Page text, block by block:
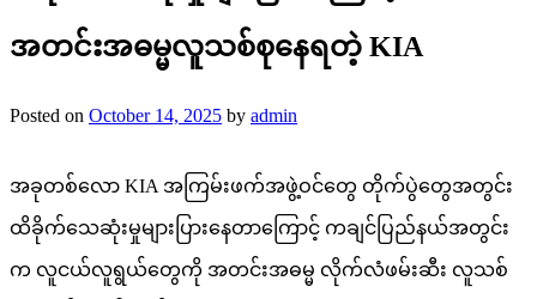
အတင်းအဓမ္မလူသစ်စုနေရတဲ့ KIA
Posted on October 14, 2025 by admin
အခုတစ်လော KIA အကြမ်းဖက်အဖွဲ့ဝင်တွေ တိုက်ပွဲတွေအတွင်း
ထိခိုက်သေဆုံးမှုများပြားနေတာကြောင့် ကချင်ပြည်နယ်အတွင်း
က လူငယ်လူရွယ်တွေကို အတင်းအဓမ္မ လိုက်လံဖမ်းဆီး လူသစ်